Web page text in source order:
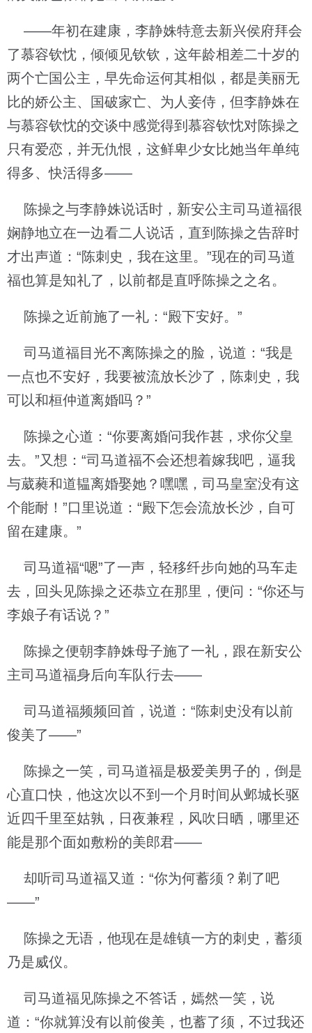
——年初在建康，李静姝特意去新兴侯府拜会
了慕容钦忱，倾倾见钦钦，这年龄相差二十岁的
两个亡国公主，早先命运何其相似，都是美丽无
比的娇公主、国破家亡、为人妾侍，但李静姝在
与慕容钦忱的交谈中感觉得到慕容钦忱对陈操之
只有爱恋，并无仇恨，这鲜卑少女比她当年单纯
得多、快活得多——
陈操之与李静姝说话时，新安公主司马道福很
娴静地立在一边看二人说话，直到陈操之告辞时
才出声道：“陈刺史，我在这里。”现在的司马道
福也算是知礼了，以前都是直呼陈操之之名。
陈操之近前施了一礼：“殿下安好。”
司马道福目光不离陈操之的脸，说道：“我是
一点也不安好，我要被流放长沙了，陈刺史，我
可以和桓仲道离婚吗？”
陈操之心道：“你要离婚问我作甚，求你父皇
去。”又想：“司马道福不会还想着嫁我吧，逼我
与葳蕤和道韫离婚娶她？嘿嘿，司马皇室没有这
个能耐！”口里说道：“殿下怎会流放长沙，自可
留在建康。”
司马道福“嗯”了一声，轻移纤步向她的马车走
去，回头见陈操之还恭立在那里，便问：“你还与
李娘子有话说？”
陈操之便朝李静姝母子施了一礼，跟在新安公
主司马道福身后向车队行去——
司马道福频频回首，说道：“陈刺史没有以前
俊美了——”
陈操之一笑，司马道福是极爱美男子的，倒是
心直口快，他这次以不到一个月时间从邺城长驱
近四千里至姑孰，日夜兼程，风吹日晒，哪里还
能是那个面如敷粉的美郎君——
却听司马道福又道：“你为何蓄须？剃了吧
——”
陈操之无语，他现在是雄镇一方的刺史，蓄须
乃是威仪。
司马道福见陈操之不答话，嫣然一笑，说
道：“你就算没有以前俊美，也蓄了须，不过我还